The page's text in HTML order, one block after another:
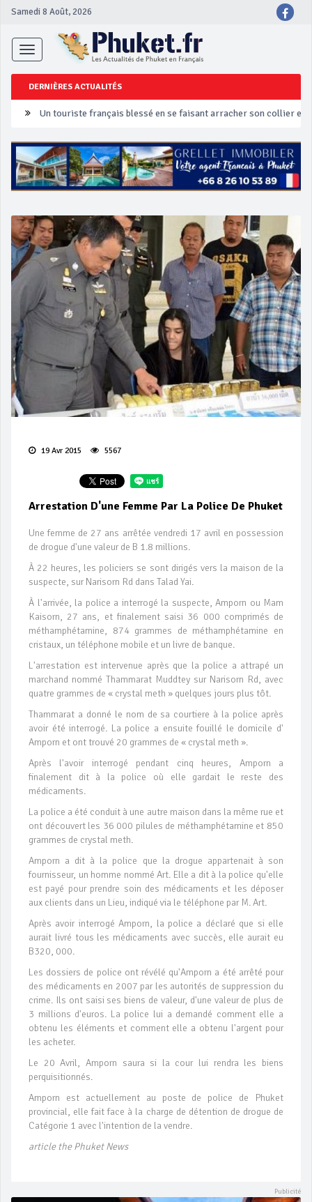
Samedi 8 Août, 2026
Toggle
navigation
DERNIÈRES ACTUALITÉS
Un touriste français blessé en se faisant arracher son collier en
Phuket Peranakan Festival
‘Phuket Eye’ assurera la sécurité pendant Songkran
Campagne de sécurité routière ‘Seven Days of Danger’ de
19 Avr 2015 5567
Arrestation D'une Femme Par La Police De Phuket
Une femme de 27 ans arrêtée vendredi 17 avril en possession
de drogue d'une valeur de B 1.8 millions.
À 22 heures, les policiers se sont dirigés vers la maison de la
suspecte, sur Narisorn Rd dans Talad Yai.
À l'arrivée, la police a interrogé la suspecte, Amporn ou Mam
Kaisorn, 27 ans, et finalement saisi 36 000 comprimés de
méthamphétamine, 874 grammes de méthamphétamine en
cristaux, un téléphone mobile et un livre de banque.
L'arrestation est intervenue après que la police a attrapé un
marchand nommé Thammarat Muddtey sur Narisorn Rd, avec
quatre grammes de « crystal meth » quelques jours plus tôt.
Thammarat a donné le nom de sa courtiere à la police après
avoir été interrogé. La police a ensuite fouillé le domicile d'
Amporn et ont trouvé 20 grammes de « crystal meth ».
Après l'avoir interrogé pendant cinq heures, Amporn a
finalement dit à la police où elle gardait le reste des
médicaments.
La police a été conduit à une autre maison dans la même rue et
ont découvert les 36 000 pilules de méthamphétamine et 850
grammes de crystal meth.
Amporn a dit à la police que la drogue appartenait à son
fournisseur, un homme nommé Art. Elle a dit à la police qu'elle
est payé pour prendre soin des médicaments et les déposer
aux clients dans un Lieu, indiqué via le téléphone par M. Art.
Après avoir interrogé Amporn, la police a déclaré que si elle
aurait livré tous les médicaments avec succès, elle aurait eu
B320, 000.
Les dossiers de police ont révélé qu'Amporn a été arrêté pour
des médicaments en 2007 par les autorités de suppression du
crime. Ils ont saisi ses biens de valeur, d'une valeur de plus de
3 millions d'euros. La police lui a demandé comment elle a
obtenu les éléments et comment elle a obtenu l'argent pour
les acheter.
Le 20 Avril, Amporn saura si la cour lui rendra les biens
perquisitionnés.
Amporn est actuellement au poste de police de Phuket
provincial, elle fait face à la charge de détention de drogue de
Catégorie 1 avec l'intention de la vendre.
article the Phuket News